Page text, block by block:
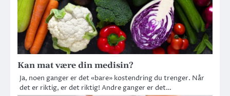
Kan mat være din medisin?
Ja, noen ganger er det «bare» kostendring du trenger. Når
det er riktig, er det riktig! Andre ganger er det…